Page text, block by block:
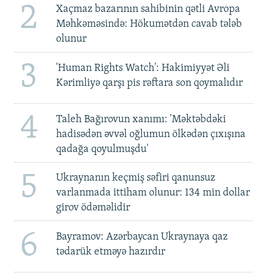
2
Xaçmaz bazarının sahibinin qətli Avropa
Məhkəməsində: Hökumətdən cavab tələb
olunur
3
'Human Rights Watch': Hakimiyyət Əli
Kərimliyə qarşı pis rəftara son qoymalıdır
4
Taleh Bağırovun xanımı: 'Məktəbdəki
hadisədən əvvəl oğlumun ölkədən çıxışına
qadağa qoyulmuşdu'
5
Ukraynanın keçmiş səfiri qanunsuz
varlanmada ittiham olunur: 134 min dollar
girov ödəməlidir
6
Bayramov: Azərbaycan Ukraynaya qaz
tədarük etməyə hazırdır